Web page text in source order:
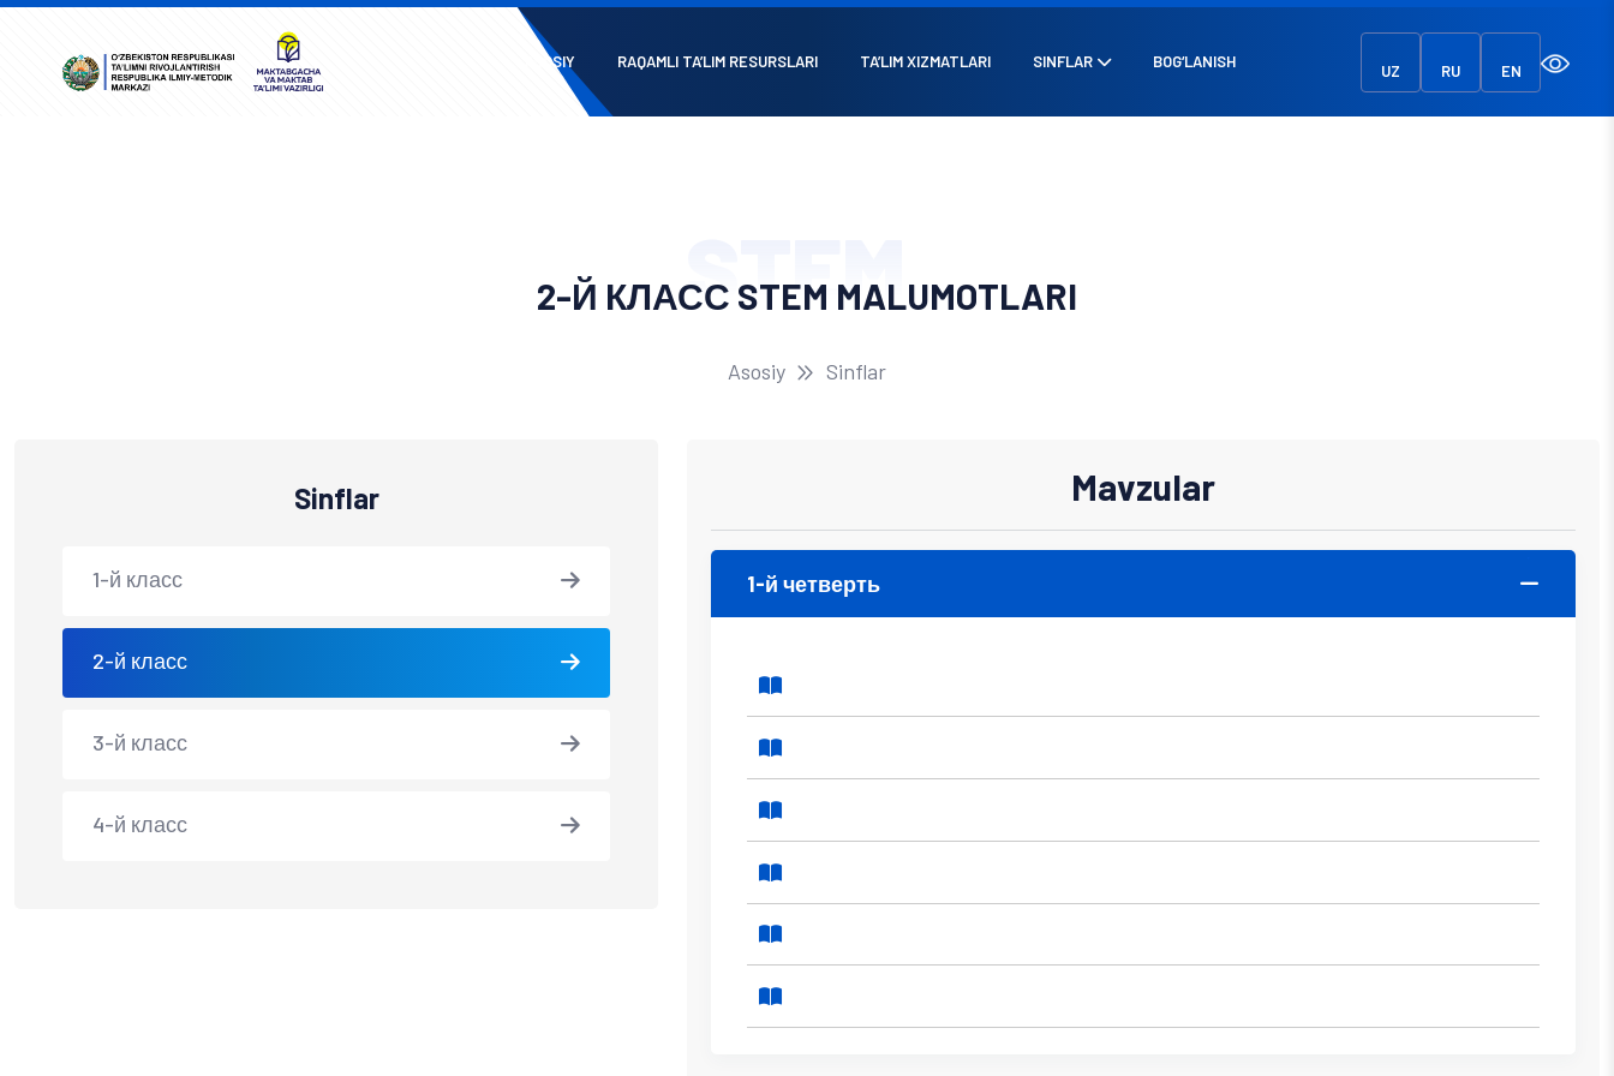
ASOSIY RAQAMLI TA’LIM RESURSLARI TA’LIM XIZMATLARI SINFLAR BOG‘LANISH UZ RU EN
STEM
2-Й КЛАСС STEM MALUMOTLARI
Asosiy Sinflar
Sinflar
1-й класс
2-й класс
3-й класс
4-й класс
Mavzular
1-й четверть